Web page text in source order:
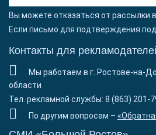
Вы можете отказаться от рассылки
Если письмо для подтверждения
Контакты для
Мы работаем в г. Ростове-на-
области
Тел. рекламной службы: 8 (863) 201-
По другим вопросам –